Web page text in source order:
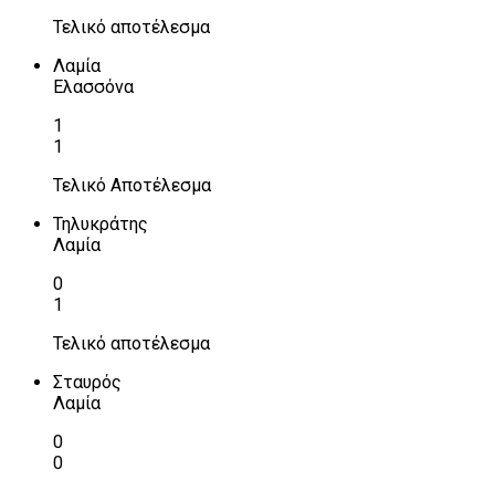
Τελικό αποτέλεσμα
Λαμία
Ελασσόνα
1
1
Τελικό Αποτέλεσμα
Τηλυκράτης
Λαμία
0
1
Τελικό αποτέλεσμα
Σταυρός
Λαμία
0
0